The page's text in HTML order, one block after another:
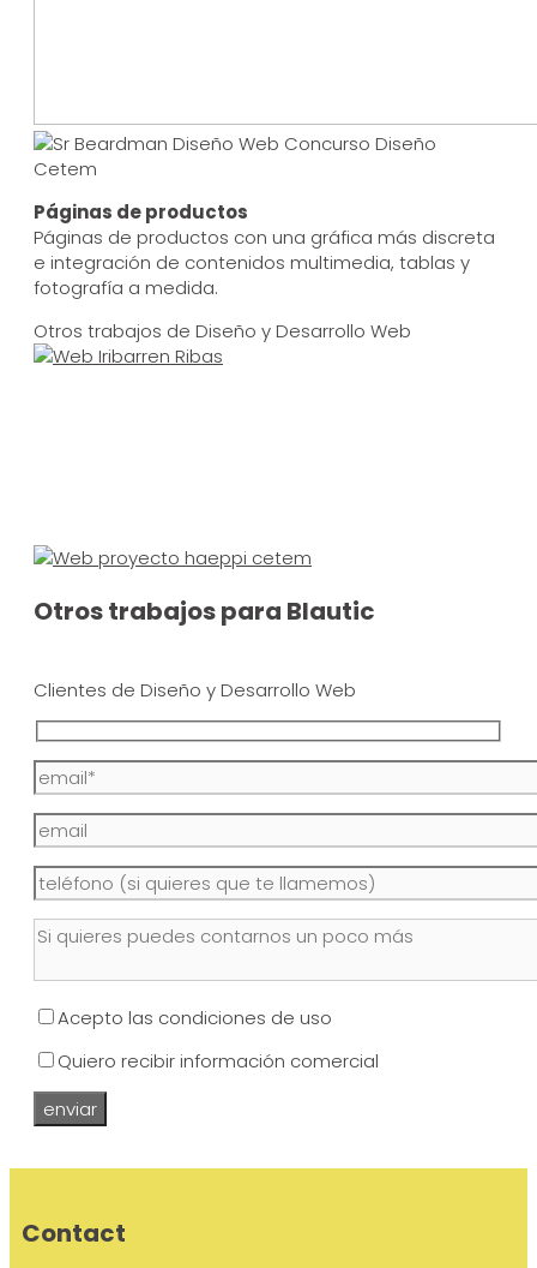
Páginas de productos
Páginas de productos con una gráfica más discreta
e integración de contenidos multimedia, tablas y
fotografía a medida.
Otros trabajos de Diseño y Desarrollo Web
Otros trabajos para Blautic
Clientes de Diseño y Desarrollo Web
Acepto las condiciones de uso
Quiero recibir información comercial
Contact